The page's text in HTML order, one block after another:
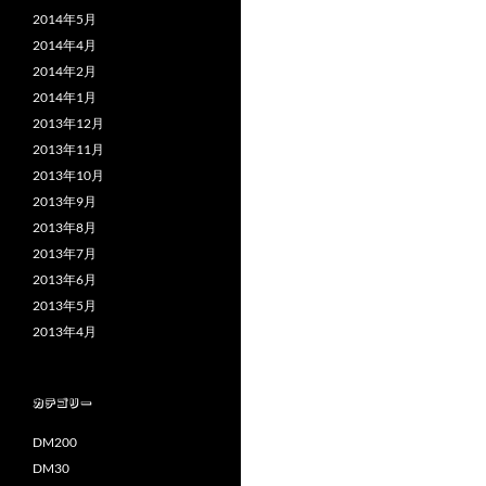
2014年5月
2014年4月
2014年2月
2014年1月
2013年12月
2013年11月
2013年10月
2013年9月
2013年8月
2013年7月
2013年6月
2013年5月
2013年4月
カテゴリー
DM200
DM30